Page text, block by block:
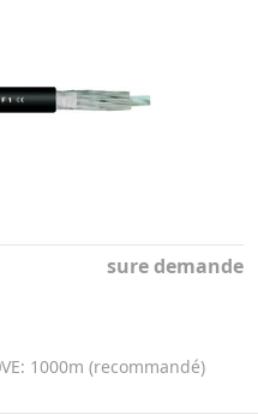
sure demande
VE: 1000m (recommandé)